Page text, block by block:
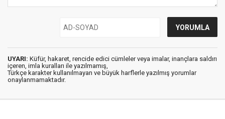
UYARI: Küfür, hakaret, rencide edici cümleler veya imalar, inançlara saldırı
içeren, imla kuralları ile yazılmamış,
Türkçe karakter kullanılmayan ve büyük harflerle yazılmış yorumlar
onaylanmamaktadır.